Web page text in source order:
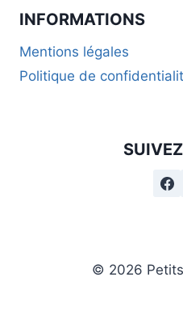
INFORMATIONS
Mentions légales
Politique de
© 2026